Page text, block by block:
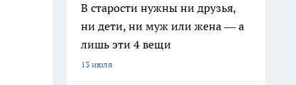
В старости нужны ни друзья,
ни дети, ни муж или жена — а
лишь эти 4 вещи
13 июля